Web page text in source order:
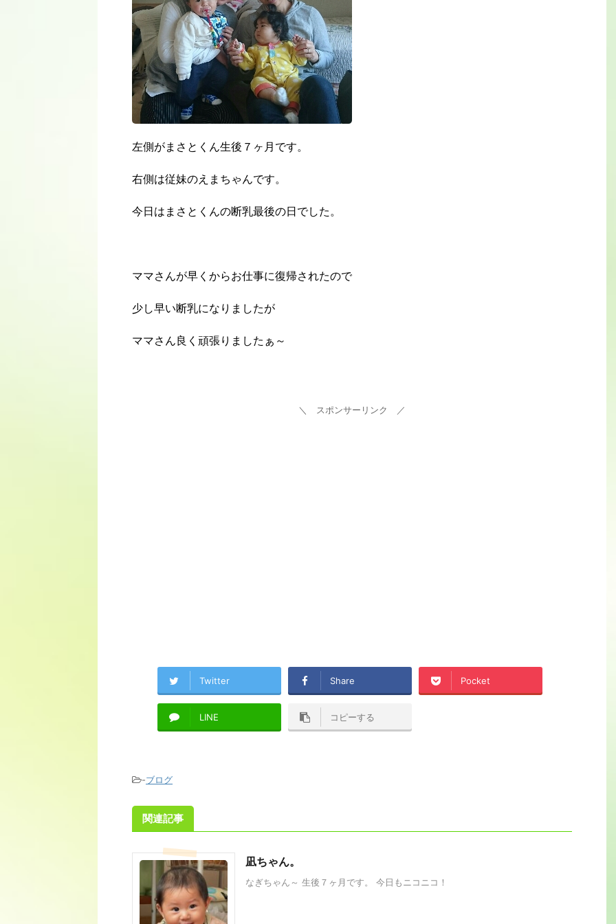
左側がまさとくん生後７ヶ月です。
右側は従妹のえまちゃんです。
今日はまさとくんの断乳最後の日でした。
ママさんが早くからお仕事に復帰されたので
少し早い断乳になりましたが
ママさん良く頑張りましたぁ～
＼ スポンサーリンク ／
Twitter Share Pocket
LINE コピーする
-ブログ
関連記事
凪ちゃん。
なぎちゃん～ 生後７ヶ月です。 今日もニコニコ！